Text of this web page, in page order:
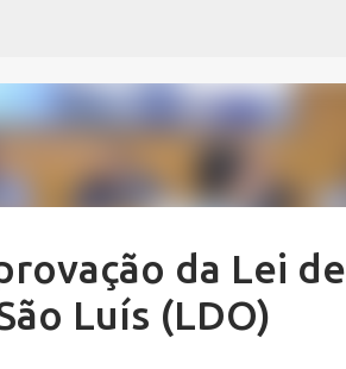
da Lei de
Luís (LDO)